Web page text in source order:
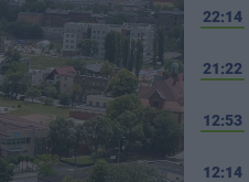
22:14
21:22
12:53
12:14